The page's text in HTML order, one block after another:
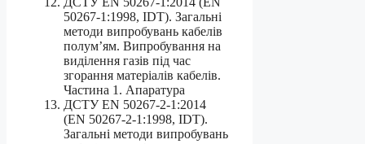
50267-1:1998, IDT). Загальні
методи випробувань кабелів
полум’ям. Випробування на
виділення газів під час
згорання матеріалів кабелів.
Частина 1. Апаратура
ДСТУ EN 50267-2-1:2014
(EN 50267-2-1:1998, IDT).
Загальні методи випробувань